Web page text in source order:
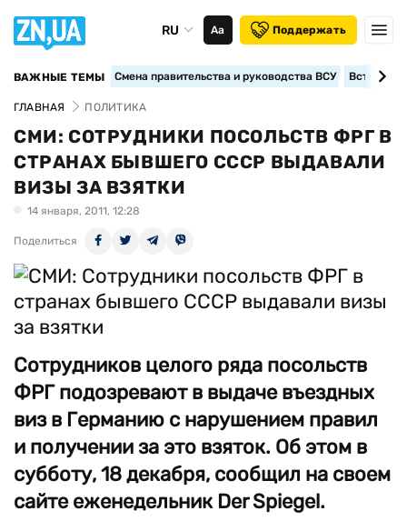
RU Аа Поддержать
ВАЖНЫЕ ТЕМЫ Смена правительства и руководства ВСУ
ГЛАВНАЯ ПОЛИТИКА
СМИ: СОТРУДНИКИ ПОСОЛЬСТВ ФРГ В
СТРАНАХ БЫВШЕГО СССР ВЫДАВАЛИ
ВИЗЫ ЗА ВЗЯТКИ
14 января, 2011, 12:28
Поделиться
Сотрудников целого ряда посольств
ФРГ подозревают в выдаче въездных
виз в Германию с нарушением правил
и получении за это взяток. Об этом в
субботу, 18 декабря, сообщил на своем
сайте еженедельник Der Spiegel.